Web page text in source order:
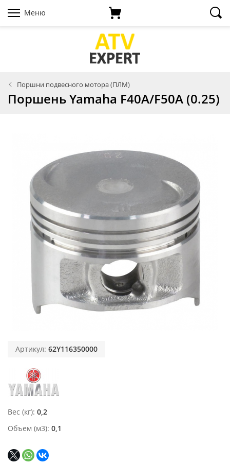
Меню
Поршни подвесного мотора (ПЛМ)
Поршень Yamaha F40A/F50A (0.25)
Артикул: 62Y116350000
Вес (кг) 0,2
Объем (м3) 0,1